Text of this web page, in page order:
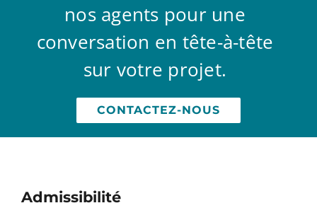
nos agents pour une
conversation en tête-à-tête
sur votre projet.
CONTACTEZ-NOUS
Admissibilité